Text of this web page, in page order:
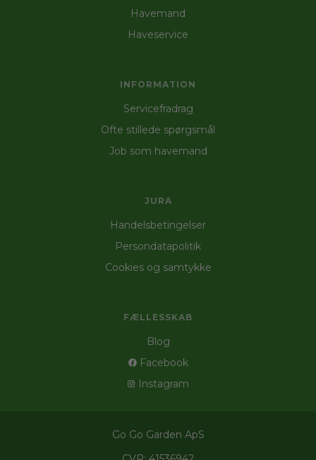
Havemand
Haveservice
INFORMATION
Servicefradrag
Ofte stillede spørgsmål
Job som havemand
JURA
Handelsbetingelser
Persondatapolitik
Cookies og samtykke
FÆLLESSKAB
Blog
Facebook
Instagram
Go Go Garden ApS